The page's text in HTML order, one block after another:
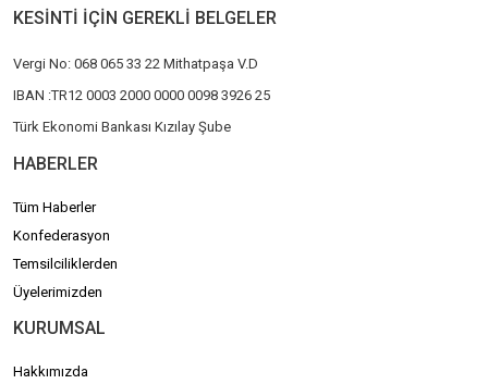
KESİNTİ İÇİN GEREKLİ BELGELER
Vergi No: 068 065 33 22 Mithatpaşa V.D
IBAN :TR12 0003 2000 0000 0098 3926 25
Türk Ekonomi Bankası Kızılay Şube
HABERLER
Tüm Haberler
Konfederasyon
Temsilciliklerden
Üyelerimizden
KURUMSAL
Hakkımızda